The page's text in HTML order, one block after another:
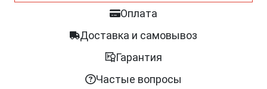
Оплата
Доставка и самовывоз
Гарантия
Частые вопросы